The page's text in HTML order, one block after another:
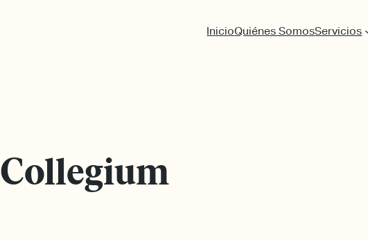
InicioQuiénes SomosServicios
Collegium